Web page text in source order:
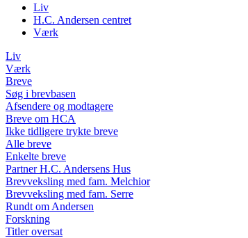
Liv
H.C. Andersen centret
Værk
Liv
Værk
Breve
Søg i brevbasen
Afsendere og modtagere
Breve om HCA
Ikke tidligere trykte breve
Alle breve
Enkelte breve
Partner H.C. Andersens Hus
Brevveksling med fam. Melchior
Brevveksling med fam. Serre
Rundt om Andersen
Forskning
Titler oversat